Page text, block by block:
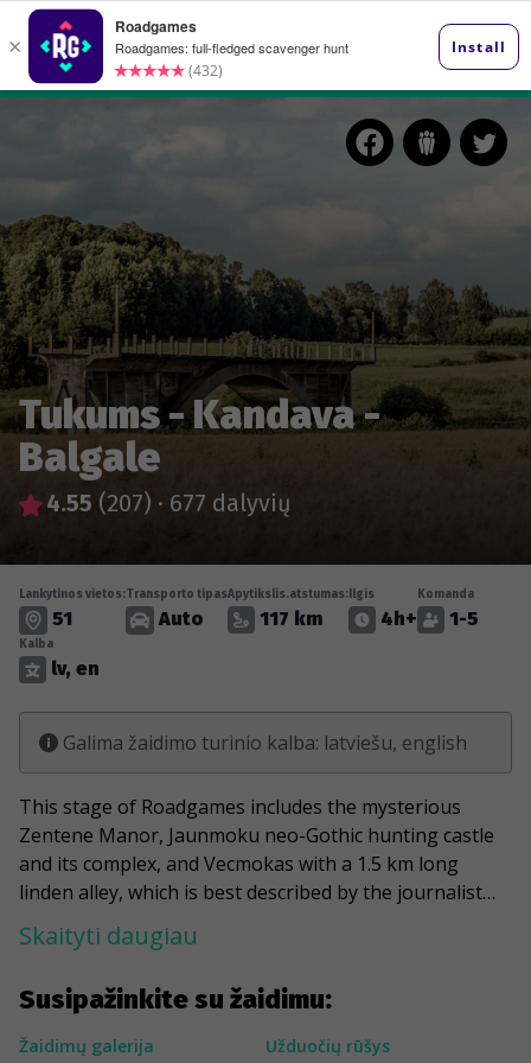
Tukums - Kandava -
Balgale
4.55 (207) · 677 dalyvių
Susipažinkite su žaidimu:
Žaidimų galerija
Užduočių rūšys
Lankytinos vietos:
51
Transporto tipas
Auto
Apytikslis.atstumas:
117 km
Ilgis
4h+
Komanda
1-5
Kalba
lv, en
Galima žaidimo turinio kalba: latviešu, english
This stage of Roadgames includes the mysterious
Zentene Manor, Jaunmoku neo-Gothic hunting castle
and its complex, and Vecmokas with a 1.5 km long
linden alley, which is best described by the journalist
Arnis Sablovskis: "For me, Vecmokas is a place where
the world of fairy tales touches the real world. Here all
life. And the most beautiful thing of all - people also
come to life. It is as if you are suddenly tucked away
Skaityti daugiau